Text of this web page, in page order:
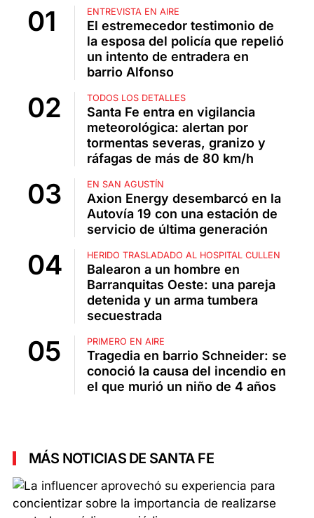
ENTREVISTA EN AIRE
El estremecedor testimonio de
la esposa del policía que repelió
un intento de entradera en
barrio Alfonso
TODOS LOS DETALLES
Santa Fe entra en vigilancia
meteorológica: alertan por
tormentas severas, granizo y
ráfagas de más de 80 km/h
EN SAN AGUSTÍN
Axion Energy desembarcó en la
Autovía 19 con una estación de
servicio de última generación
HERIDO TRASLADADO AL HOSPITAL CULLEN
Balearon a un hombre en
Barranquitas Oeste: una pareja
detenida y un arma tumbera
secuestrada
PRIMERO EN AIRE
Tragedia en barrio Schneider: se
conoció la causa del incendio en
el que murió un niño de 4 años
MÁS NOTICIAS DE SANTA FE